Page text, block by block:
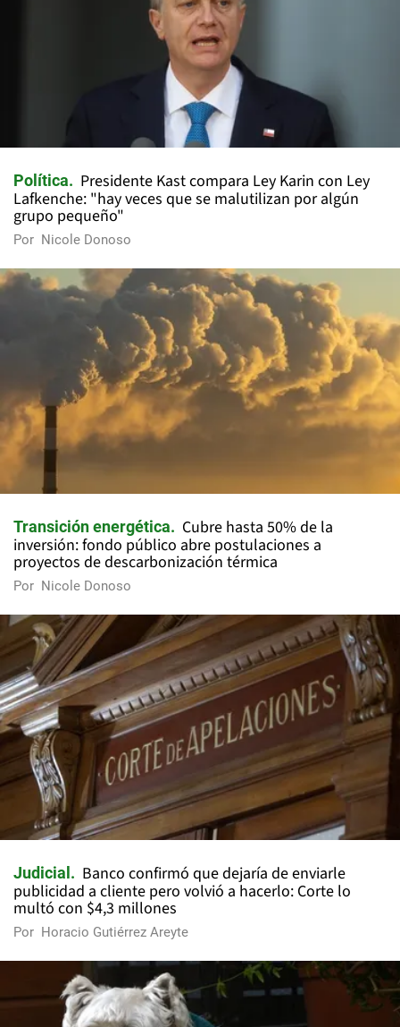
Política
Presidente Kast compara Ley Karin con Ley
Lafkenche: "hay veces que se malutilizan por algún
grupo pequeño"
Por Nicole Donoso
Transición energética
Cubre hasta 50% de la
inversión: fondo público abre postulaciones a
proyectos de descarbonización térmica
Por Nicole Donoso
Judicial
Banco confirmó que dejaría de enviarle
publicidad a cliente pero volvió a hacerlo: Corte lo
multó con $4,3 millones
Por Horacio Gutiérrez Areyte